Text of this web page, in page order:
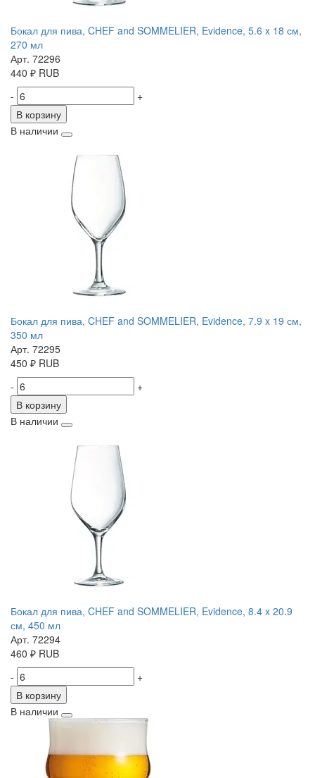
Бокал для пива, CHEF and SOMMELIER, Evidence, 5.6 x 18 см,
270 мл
Арт. 72296
440 ₽ RUB
-
+
В корзину
В наличии
Бокал для пива, CHEF and SOMMELIER, Evidence, 7.9 x 19 см,
350 мл
Арт. 72295
450 ₽ RUB
-
+
В корзину
В наличии
Бокал для пива, CHEF and SOMMELIER, Evidence, 8.4 x 20.9
см, 450 мл
Арт. 72294
460 ₽ RUB
-
+
В корзину
В наличии